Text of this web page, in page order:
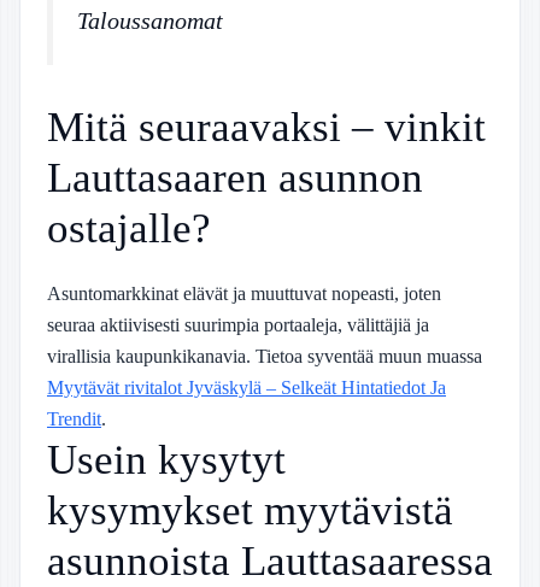
Taloussanomat
Mitä seuraavaksi – vinkit
Lauttasaaren asunnon
ostajalle?
Asuntomarkkinat elävät ja muuttuvat nopeasti, joten
seuraa aktiivisesti suurimpia portaaleja, välittäjiä ja
virallisia kaupunkikanavia. Tietoa syventää muun muassa
Myytävät rivitalot Jyväskylä – Selkeät Hintatiedot Ja
Trendit.
Usein kysytyt
kysymykset myytävistä
asunnoista Lauttasaaressa